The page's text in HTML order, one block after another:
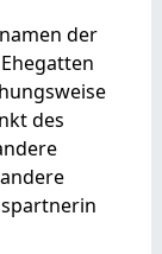
der
des